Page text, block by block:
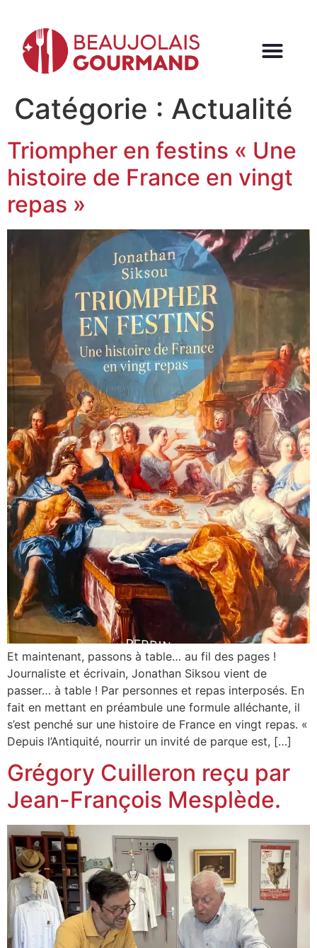
Catégorie : Actualité
Triompher en festins « Une
histoire de France en vingt
repas »
Et maintenant, passons à table… au fil des pages !
Journaliste et écrivain, Jonathan Siksou vient de
passer… à table ! Par personnes et repas interposés. En
fait en mettant en préambule une formule alléchante, il
s’est penché sur une histoire de France en vingt repas. «
Depuis l’Antiquité, nourrir un invité de parque est, […]
Grégory Cuilleron reçu par
Jean-François Mesplède.